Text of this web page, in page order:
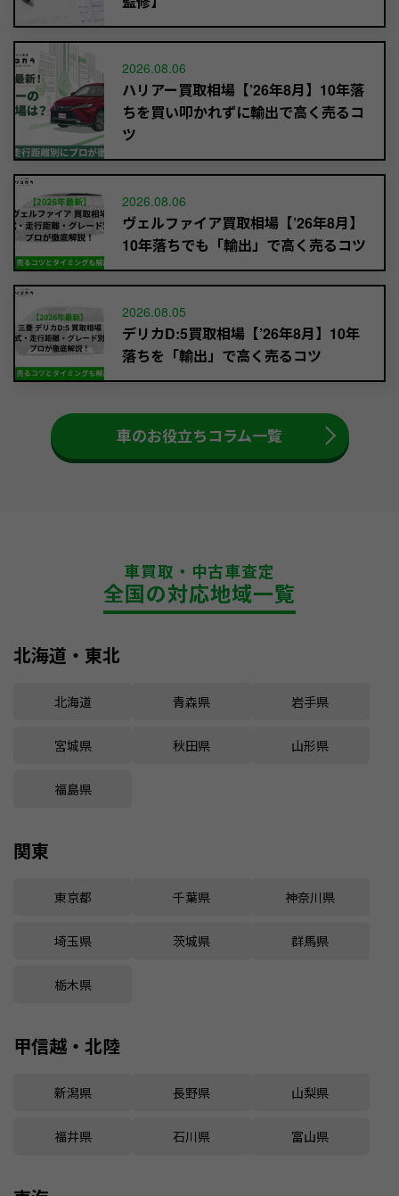
2026.08.06
ハリアー買取相場【’26年8月】10年落
ちを買い叩かれずに輸出で高く売るコ
ツ
2026.08.06
ヴェルファイア買取相場【’26年8月】
10年落ちでも「輸出」で高く売るコツ
2026.08.05
デリカD:5買取相場【’26年8月】10年
落ちを「輸出」で高く売るコツ
車のお役立ちコラム一覧
車買取・中古車査定
全国の対応地域一覧
北海道・東北
北海道 青森県 岩手県
宮城県 秋田県 山形県
福島県
関東
東京都 千葉県 神奈川県
埼玉県 茨城県 群馬県
栃木県
甲信越・北陸
新潟県 長野県 山梨県
福井県 石川県 富山県